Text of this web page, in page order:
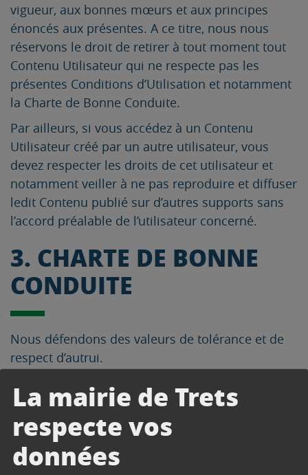
La mairie de Trets
respecte vos
données
vigueur, aux bonnes mœurs et aux principes
énoncés aux présentes. A ce titre, nous nous
réservons le droit de retirer à tout moment tout
Contenu Utilisateur qui ne respecte pas les
présentes Conditions d’Utilisation et notamment
la Charte de Bonne Conduite.
Par ailleurs, si vous accédez à un Contenu
Utilisateur créé par un autre utilisateur, vous
devez respecter les droits de cet utilisateur et
notamment veiller à ne pas reproduire et diffuser
ledit Contenu publié sur d’autres supports sans
l’accord préalable de l’utilisateur concerné.
3. CHARTE DE BONNE
CONDUITE
Nous défendons des valeurs de tolérance et de
respect d’autrui.
Pour cette raison, en utilisant ce Site, vous vous
véhiculer des propos racistes, violents,
xénophobes, malveillants, vulgaires, obscènes ou